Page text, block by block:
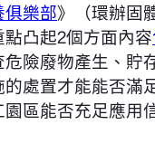
俱樂部》（環辦固
凸起2個方面內容
險廢物產生、貯
處置才能能否滿
區能否充足應用